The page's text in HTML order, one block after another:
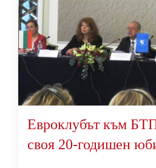
Евроклубът към
своя 20-годишен